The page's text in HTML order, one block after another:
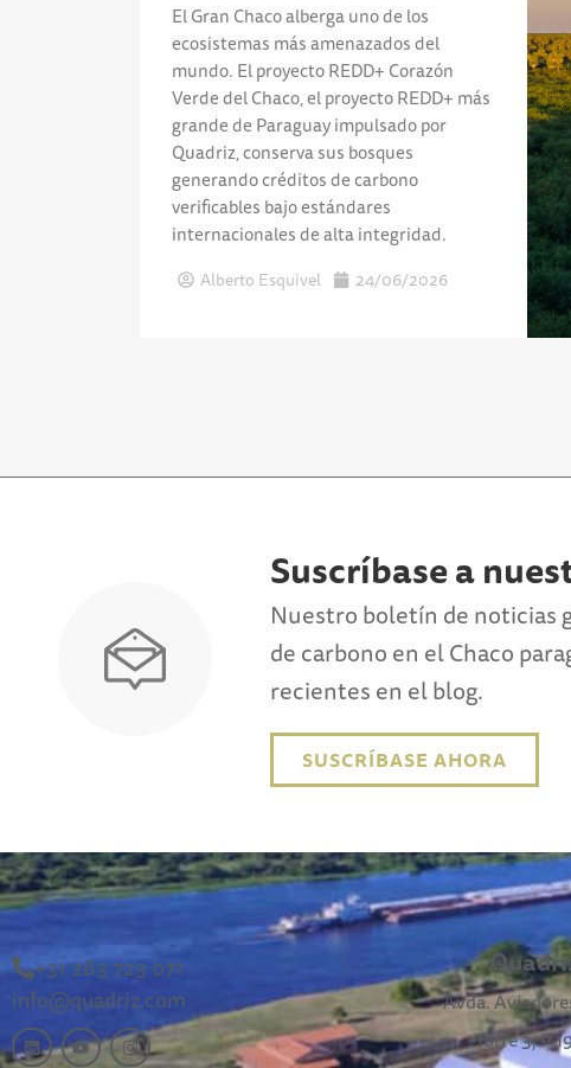
El Gran Chaco alberga uno de los
ecosistemas más amenazados del
mundo. El proyecto REDD+ Corazón
Verde del Chaco, el proyecto REDD+ más
grande de Paraguay impulsado por
Quadriz, conserva sus bosques
generando créditos de carbono
verificables bajo estándares
internacionales de alta integridad.
Alberto Esquivel 24/06/2026
Suscríbase a
Nuestro boletín de noticias
de carbono en el Chaco
recientes en el blog.
SUSCRÍBASE AHORA
+31 263 723 071
info@quadriz.com
Avda.
Torre 3, P